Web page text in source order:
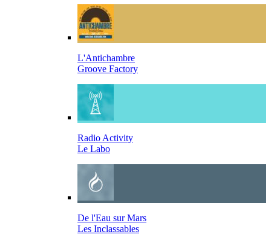
L'Antichambre
Groove Factory
Radio Activity
Le Labo
De l'Eau sur Mars
Les Inclassables